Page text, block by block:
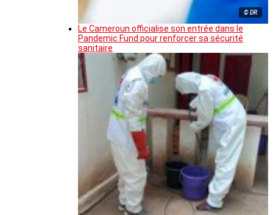
© DR
Le Cameroun officialise son entrée dans le
Pandemic Fund pour renforcer sa sécurité
sanitaire